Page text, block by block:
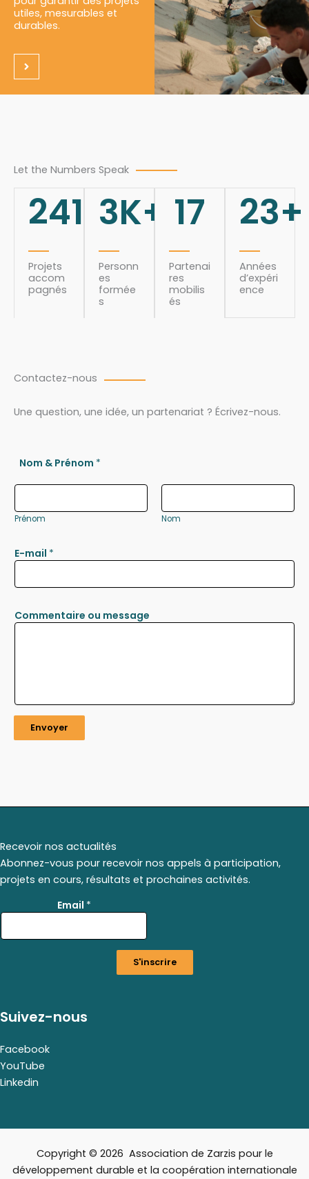
Let the Numbers Speak
utiles, mesurables et
durables.
241
Projets
accom
pagnés
3K+
Personn
es
formée
s
17
Partenai
res
mobilis
és
23+
Années
d’expéri
ence
Contactez-nous
Une question, une idée, un partenariat ? Écrivez-nous.
Nom & Prénom *
Prénom Nom
E-mail *
Commentaire ou message
Envoyer
Recevoir nos actualités
Abonnez-vous pour recevoir nos appels à participation,
projets en cours, résultats et prochaines activités.
a
i
l
Email *
S'inscrire
Suivez-nous
Facebook
YouTube
Linkedin
Copyright © 2026 Association de Zarzis pour le
développement durable et la coopération internationale